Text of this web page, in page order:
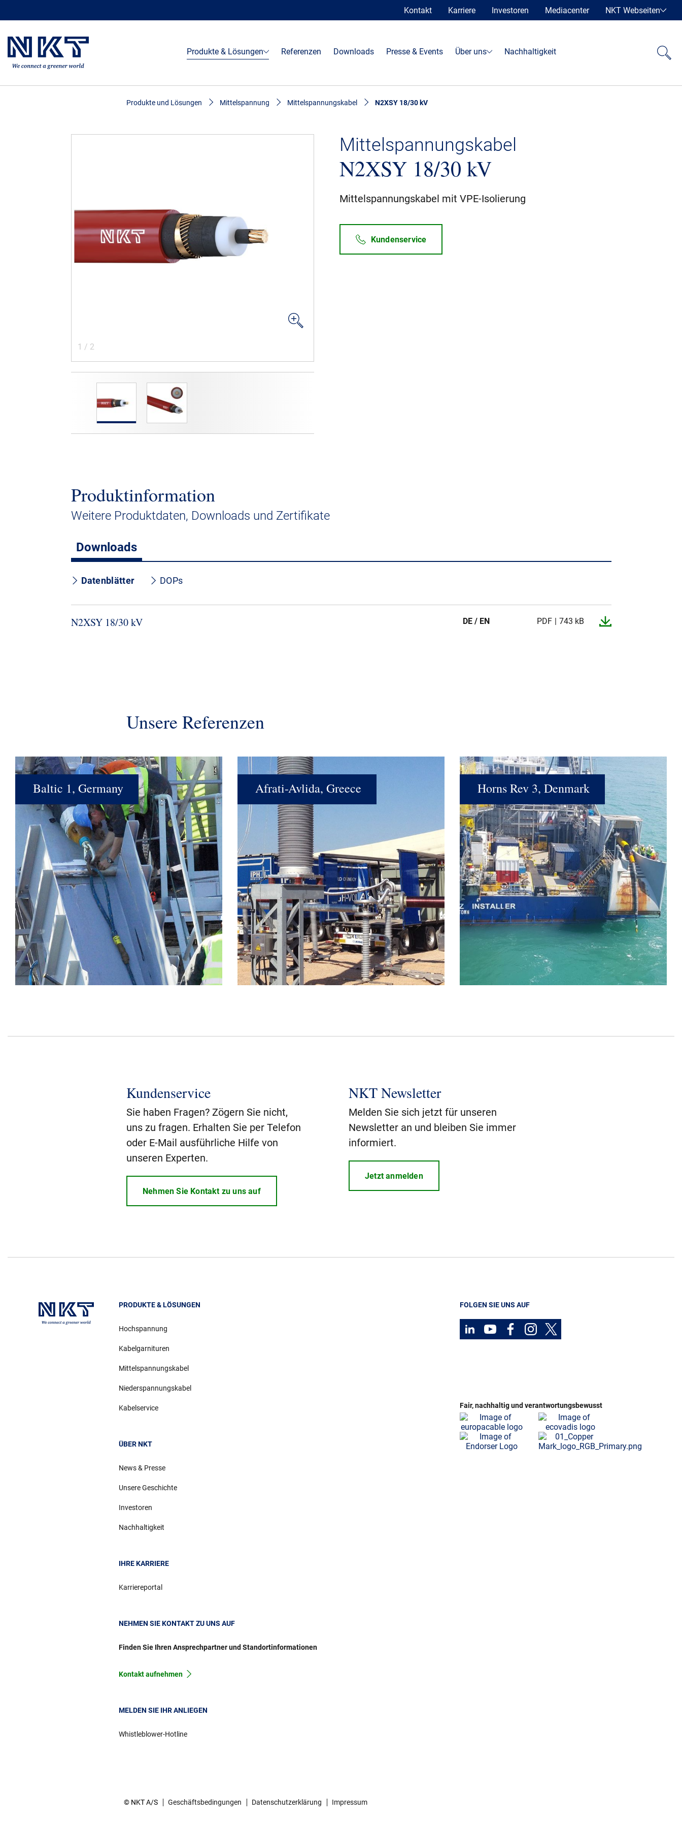
Kontakt Karriere Investoren Mediacenter NKT Webseiten
Produkte & Lösungen Referenzen Downloads Presse & Events Über uns Nachhaltigkeit
Produkte und Lösungen Mittelspannung Mittelspannungskabel N2XSY 18/30 kV
Mittelspannungskabel
N2XSY 18/30 kV
Mittelspannungskabel mit VPE-Isolierung
Kundenservice
1 / 2
Produktinformation
Weitere Produktdaten, Downloads und Zertifikate
Downloads
Datenblätter DOPs
N2XSY 18/30 kV DE / EN PDF 743 kB
Unsere Referenzen
Baltic 1, Germany Afrati-Avlida, Greece Horns Rev 3, Denmark
Kundenservice
Sie haben Fragen? Zögern Sie nicht,
uns zu fragen. Erhalten Sie per Telefon
oder E-Mail ausführliche Hilfe von
unseren Experten.
Nehmen Sie Kontakt zu uns auf
NKT Newsletter
Melden Sie sich jetzt für unseren
Newsletter an und bleiben Sie immer
informiert.
Jetzt anmelden
PRODUKTE & LÖSUNGEN
Hochspannung
Kabelgarnituren
Mittelspannungskabel
Niederspannungskabel
Kabelservice
ÜBER NKT
News & Presse
Unsere Geschichte
Investoren
Nachhaltigkeit
IHRE KARRIERE
Karriereportal
NEHMEN SIE KONTAKT ZU UNS AUF
Finden Sie Ihren Ansprechpartner und Standortinformationen
Kontakt aufnehmen
MELDEN SIE IHR ANLIEGEN
Whistleblower-Hotline
FOLGEN SIE UNS AUF
Fair, nachhaltig und verantwortungsbewusst
© NKT A/S Geschäftsbedingungen Datenschutzerklärung Impressum